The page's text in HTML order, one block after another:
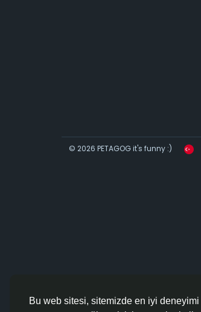
Bu web sitesi, sitemizde en iyi deneyimi
© 2026 PETAGOG it's funny :)